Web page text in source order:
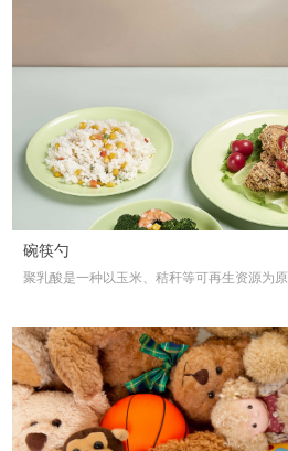
碗筷勺
聚乳酸是一种以玉米、秸秆等可再生资源为
工，可生产一次性餐盒、刀叉勺、吸管、农
等。由其制成的食品包装类产品除能生物降
性、食品安全性、强度和耐热性好，具有绿
等特点，可以有力地保障食品安全。